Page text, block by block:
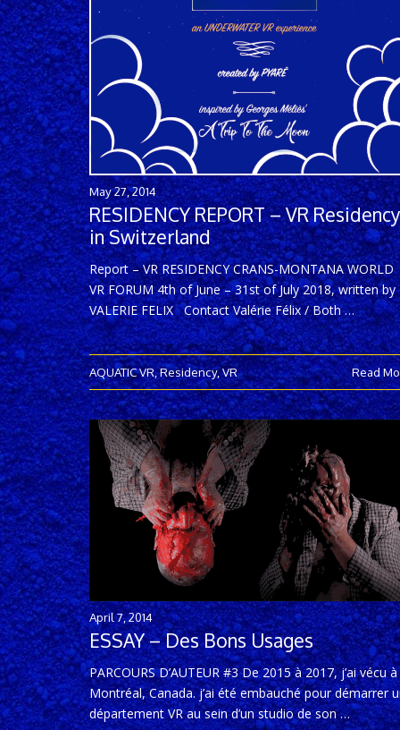
May 27, 2014
RESIDENCY REPORT – VR Residency
in Switzerland
Report – VR RESIDENCY CRANS-MONTANA WORLD
VR FORUM 4th of June – 31st of July 2018, written by
VALERIE FELIX Contact Valérie Félix / Both …
AQUATIC VR,Residency,VR Read
April 7, 2014
ESSAY – Des Bons Usages
PARCOURS D’AUTEUR #3 De 2015 à 2017, j’ai vécu à
Montréal, Canada. j’ai été embauché pour démarrer
département VR au sein d’un studio de son …